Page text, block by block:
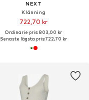
NEXT
Klänning
722,70 kr
Ordinarie pris: 803,00 kr
Senaste lägsta pris:722,70 kr